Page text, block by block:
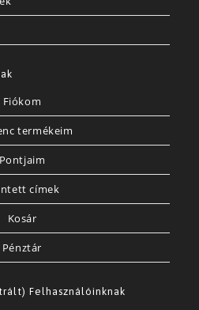
Fiókom
termékeim
Pontjaim
címek
Kosár
Pénztár
Felhasználóinknak